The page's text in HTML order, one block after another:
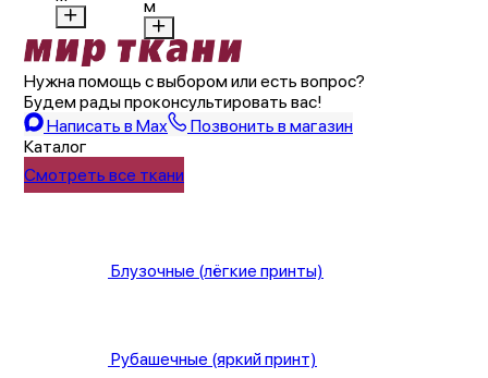
м
Item
1
of
10
Нужна помощь с выбором или есть вопрос?
Будем рады проконсультировать вас!
Написать в Max
Позвонить в магазин
Каталог
Смотреть все ткани
Блузочные (лёгкие принты)
Рубашечные (яркий принт)